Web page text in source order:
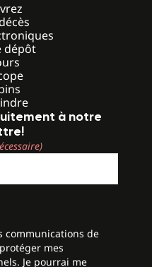
dépôt
à notre
communications de
mes
Je pourrai me